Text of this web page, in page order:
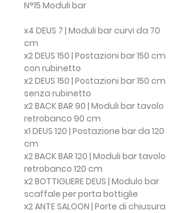
N°15 Moduli bar
x4 DEUS 7 | Moduli bar curvi da 70
cm
x2 DEUS 150 | Postazioni bar 150 cm
con rubinetto
x2 DEUS 150 | Postazioni bar 150 cm
senza rubinetto
x2 BACK BAR 90 | Moduli bar tavolo
retrobanco 90 cm
x1 DEUS 120 | Postazione bar da 120
cm
x2 BACK BAR 120 | Moduli bar tavolo
retrobanco 120 cm
x2 BOTTIGLIERE DEUS | Modulo bar
scaffale per porta bottiglie
x2 ANTE SALOON | Porte di chiusura